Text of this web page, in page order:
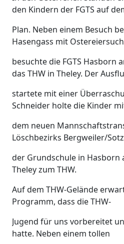
den Kindern der FGTS auf
Plan. Neben einem Besuch
Hasengass mit
besuchte die FGTS Hasborn
das THW in Theley. Der
startete mit einer
Schneider holte die Kinder
dem neuen
Löschbezirks Bergweiler/
der Grundschule in Hasborn
Theley zum THW.
Auf dem THW-Gelände
Programm, dass die THW-
Jugend für uns vorbereitet
hatte. Neben einem tollen